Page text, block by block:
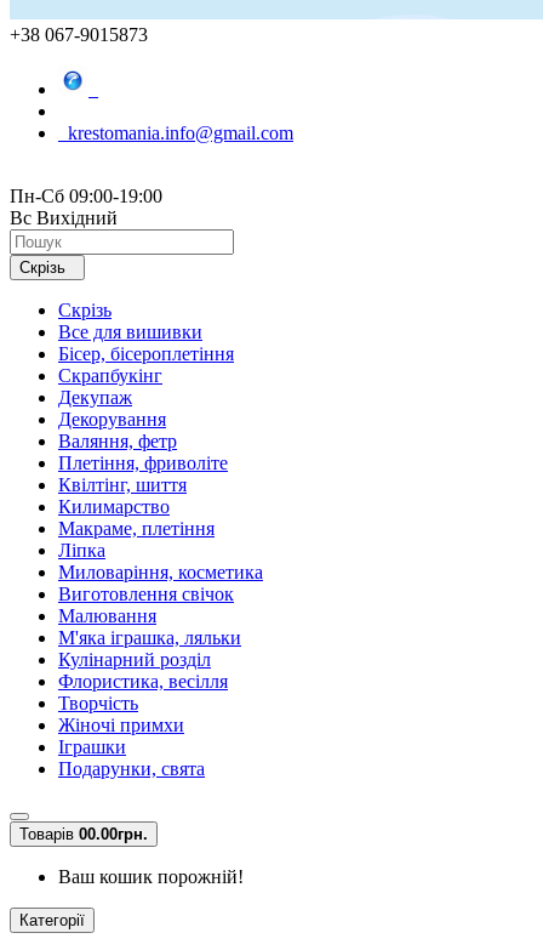
+38 067-9015873
krestomania.info@gmail.com
Пн-Сб 09:00-19:00
Вс Вихідний
Скрізь
Скрізь
Все для вишивки
Бісер, бісероплетіння
Скрапбукінг
Декупаж
Декорування
Валяння, фетр
Плетіння, фриволіте
Квілтінг, шиття
Килимарство
Макраме, плетіння
Ліпка
Миловаріння, косметика
Виготовлення свічок
Малювання
М'яка іграшка, ляльки
Кулінарний розділ
Флористика, весілля
Творчість
Жіночі примхи
Іграшки
Подарунки, свята
Товарів 00.00грн.
Ваш кошик порожній!
Категорії